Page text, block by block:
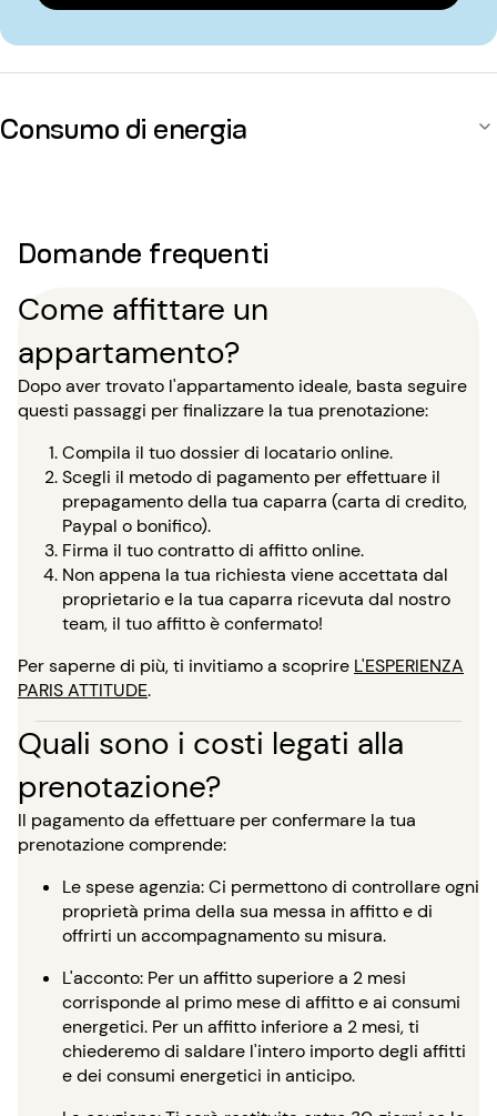
Consumo di energia
Domande frequenti
Come affittare un
appartamento?
Dopo aver trovato l'appartamento ideale, basta seguire
questi passaggi per finalizzare la tua prenotazione:
Compila il tuo dossier di locatario online.
Scegli il metodo di pagamento per effettuare il
prepagamento della tua caparra (carta di credito,
Paypal o bonifico).
Firma il tuo contratto di affitto online.
Non appena la tua richiesta viene accettata dal
proprietario e la tua caparra ricevuta dal nostro
team, il tuo affitto è confermato!
Per saperne di più, ti invitiamo a scoprire L'ESPERIENZA
PARIS ATTITUDE.
Quali sono i costi legati alla
prenotazione?
Il pagamento da effettuare per confermare la tua
prenotazione comprende:
Le spese agenzia: Ci permettono di controllare ogni
proprietà prima della sua messa in affitto e di
offrirti un accompagnamento su misura.
L'acconto: Per un affitto superiore a 2 mesi
corrisponde al primo mese di affitto e ai consumi
energetici. Per un affitto inferiore a 2 mesi, ti
chiederemo di saldare l'intero importo degli affitti
e dei consumi energetici in anticipo.